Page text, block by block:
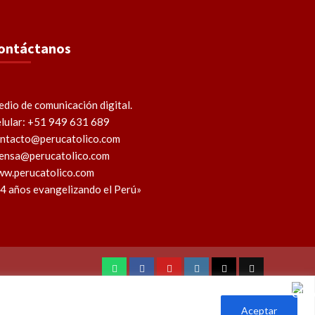
Aceptar
de comunicación digital.
+51 949 631 689
años evangelizando el Perú»
WhatsAppFacebookYoutubeInstagram
X TikTok